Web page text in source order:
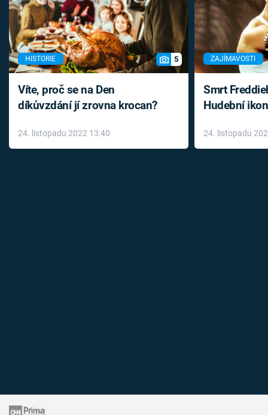
HISTORIE 5
Víte, proč se na Den
díkůvzdání jí zrovna krocan?
24. listopadu 2022 13:40
ZAJÍMAVOSTI
Smrt
Hudební
léky
24. listopadu